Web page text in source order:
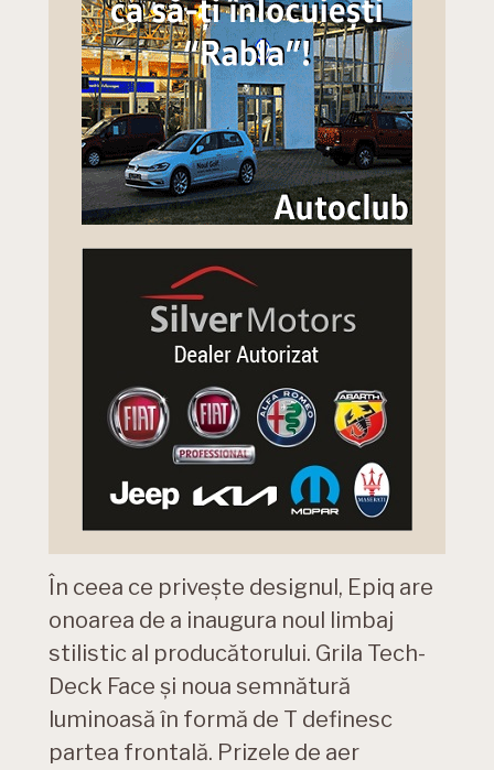
În ceea ce privește designul, Epiq are
onoarea de a inaugura noul limbaj
stilistic al producătorului. Grila Tech-
Deck Face și noua semnătură
luminoasă în formă de T definesc
partea frontală. Prizele de aer